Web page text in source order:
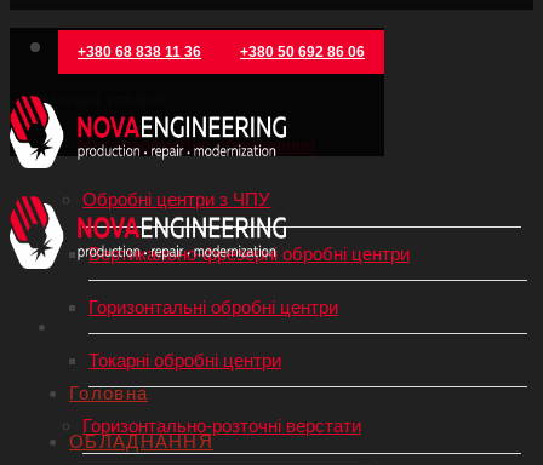
+380 68 838 11 36 +380 50 692 86 06
Головна
ОБЛАДНАННЯ
Категорії товарів
Металообробне обладнання
Обробні центри з ЧПУ
Вертикально-фрезерні обробні центри
Горизонтальні обробні центри
Токарні обробні центри
Горизонтально-розточні верстати